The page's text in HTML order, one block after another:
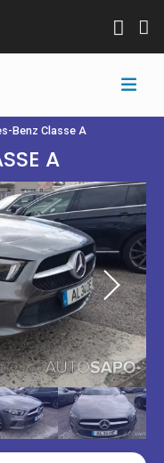
Benz Classe A
A